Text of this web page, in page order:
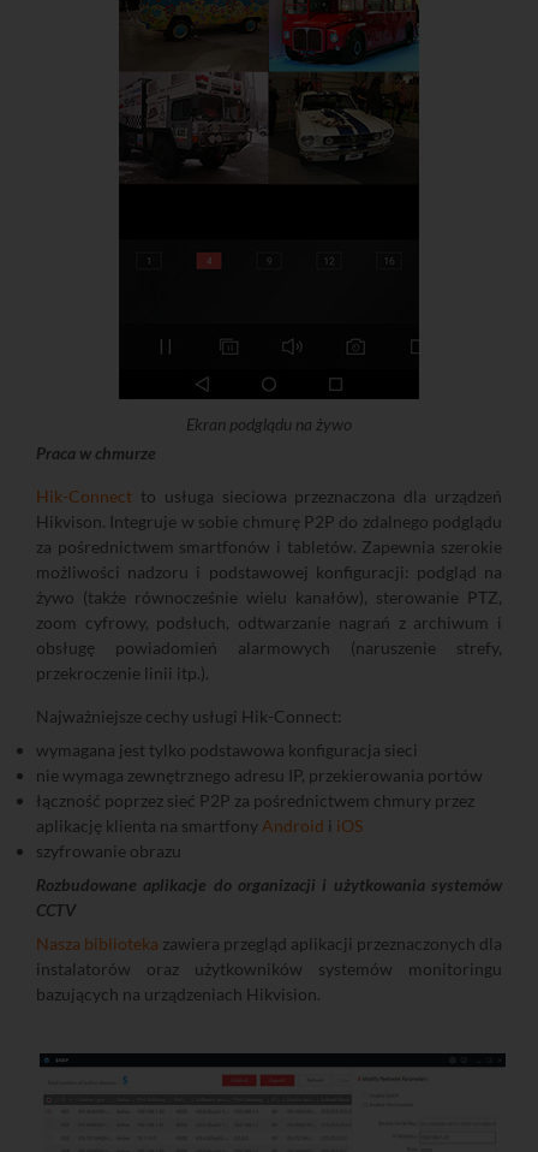
Ekran podglądu na żywo
Praca w chmurze
Hik-Connect to usługa sieciowa przeznaczona dla urządzeń
Hikvison. Integruje w sobie chmurę P2P do zdalnego podglądu
za pośrednictwem smartfonów i tabletów. Zapewnia szerokie
możliwości nadzoru i podstawowej konfiguracji: podgląd na
żywo (także równocześnie wielu kanałów), sterowanie PTZ,
zoom cyfrowy, podsłuch, odtwarzanie nagrań z archiwum i
obsługę powiadomień alarmowych (naruszenie strefy,
przekroczenie linii itp.).
Najważniejsze cechy usługi Hik-Connect:
wymagana jest tylko podstawowa konfiguracja sieci
nie wymaga zewnętrznego adresu IP, przekierowania portów
łączność poprzez sieć P2P za pośrednictwem chmury przez
aplikację klienta na smartfony Android i iOS
szyfrowanie obrazu
Rozbudowane aplikacje do organizacji i użytkowania systemów
CCTV
Nasza biblioteka zawiera przegląd aplikacji przeznaczonych dla
instalatorów oraz użytkowników systemów monitoringu
bazujących na urządzeniach Hikvision.